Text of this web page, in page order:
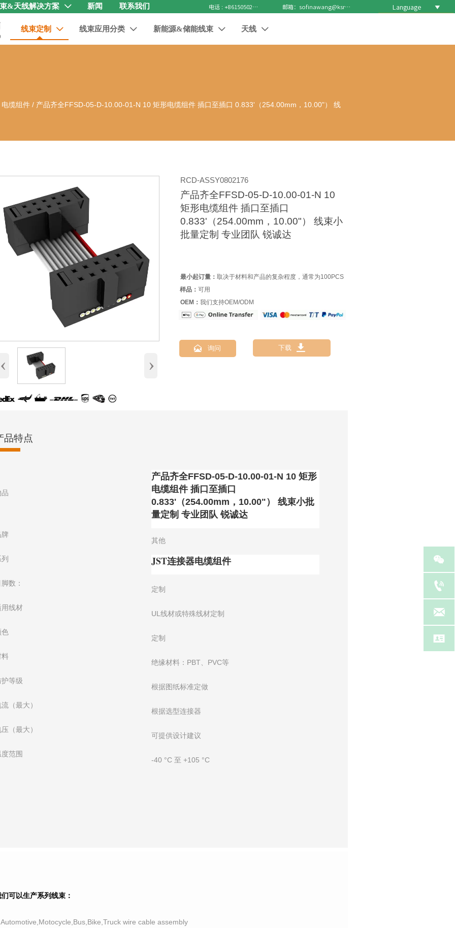
&天线解决方案  新闻 联系我们 电话 : +8615050271688 邮箱：sofinawang@ksrcd.com Language 
线束定制  线束应用分类  新能源&储能线束  天线 
缆组件 / 产品齐全FFSD-05-D-10.00-01-N 10 矩形电缆组件 插口至插口 0.833'（254.00mm，10.00"） 线
‹ ›
RCD-ASSY0802176
产品齐全FFSD-05-D-10.00-01-N 10
矩形电缆组件 插口至插口
0.833'（254.00mm，10.00"） 线束小
批量定制 专业团队 锐诚达
最小起订量： 取决于材料和产品的复杂程度，通常为100PCS
样品：可用
OEM： 我们支持OEM/ODM
 询问 下载 
品特点
品
产品齐全FFSD-05-D-10.00-01-N 10 矩形
电缆组件 插口至插口
0.833'（254.00mm，10.00"） 线束小批
量定制 专业团队 锐诚达
牌
其他
JST连接器电缆组件
数：
定制
用线材
UL线材或特殊线材定制
色
定制
料
绝缘材料：PBT、PVC等
护等级
根据图纸标准定做
流（最大）
根据选型连接器
压（最大）
可提供设计建议
度范围
-40 °C 至 +105 °C
可以生产系列线束：
wire cable assembly



